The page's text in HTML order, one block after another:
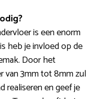
is een enorm
heb je invloed op de
Door het
van 3mm tot 8mm zul
realiseren en geef je